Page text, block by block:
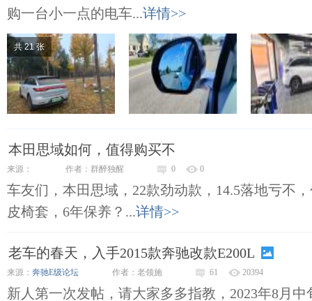
购一台小一点的电车...详情>>
共 21 张
本田思域如何，值得购买不
来源： 作者：群醉独醒 0 0
车友们，本田思域，22款劲动款，14.5落地亏不
皮椅套，6年保养？...详情>>
老车的春天，入手2015款奔驰改款E200L
来源： 奔驰E级论坛 作者：老领施 61 20394
新人第一次发帖，请大家多多指教，2023年8月